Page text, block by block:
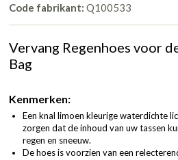
Code fabrikant: Q100533
Vervang Regenhoes voor
Bag
Kenmerken:
Een knal limoen kleurige waterdichte
zorgen dat de inhoud van uw tassen
regen en sneeuw.
De hoes is voorzien van een